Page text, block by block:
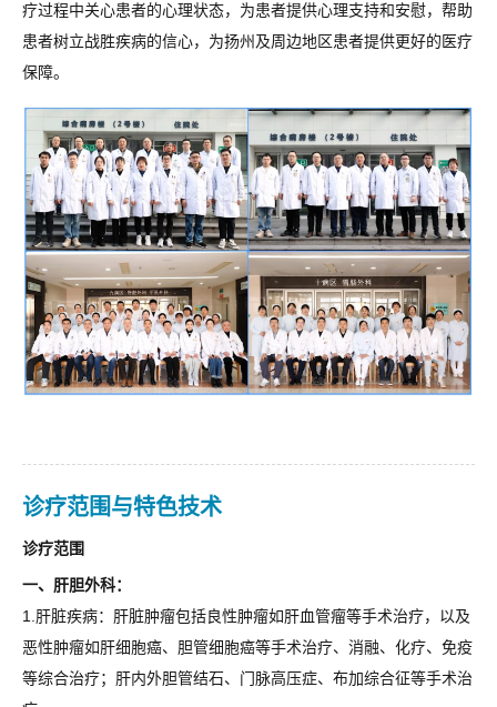
疗过程中关心患者的心理状态，为患者提供心理支持和安慰，帮助
患者树立战胜疾病的信心，为扬州及周边地区患者提供更好的医疗
保障。
诊疗范围与特色技术
诊疗范围
一、肝胆外科：
1.肝脏疾病：肝脏肿瘤包括良性肿瘤如肝血管瘤等手术治疗，以及
恶性肿瘤如肝细胞癌、胆管细胞癌等手术治疗、消融、化疗、免疫
等综合治疗；肝内外胆管结石、门脉高压症、布加综合征等手术治